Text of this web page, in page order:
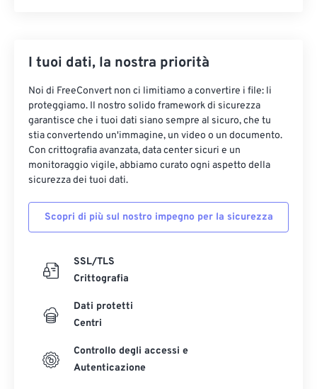
I tuoi dati, la nostra priorità
Noi di FreeConvert non ci limitiamo a convertire i file: li
proteggiamo. Il nostro solido framework di sicurezza
garantisce che i tuoi dati siano sempre al sicuro, che tu
stia convertendo un'immagine, un video o un documento.
Con crittografia avanzata, data center sicuri e un
monitoraggio vigile, abbiamo curato ogni aspetto della
sicurezza dei tuoi dati.
Scopri di più sul nostro impegno per la sicurezza
SSL/TLS
Crittografia
Dati protetti
Centri
Controllo degli accessi e
Autenticazione